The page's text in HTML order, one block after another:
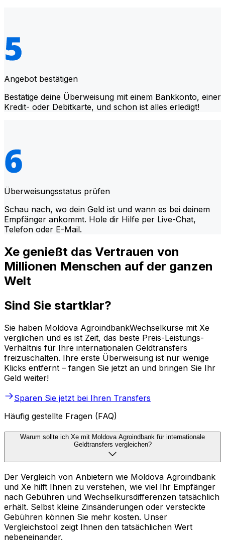
Angebot bestätigen
Bestätige deine Überweisung mit einem Bankkonto, einer
Kredit- oder Debitkarte, und schon ist alles erledigt!
Überweisungsstatus prüfen
Schau nach, wo dein Geld ist und wann es bei deinem
Empfänger ankommt. Hole dir Hilfe per Live-Chat,
Telefon oder E-Mail.
Xe genießt das Vertrauen von
Millionen Menschen auf der ganzen
Welt
Sind Sie startklar?
Sie haben Moldova AgroindbankWechselkurse mit Xe
verglichen und es ist Zeit, das beste Preis-Leistungs-
Verhältnis für Ihre internationalen Geldtransfers
freizuschalten. Ihre erste Überweisung ist nur wenige
Klicks entfernt – fangen Sie jetzt an und bringen Sie Ihr
Geld weiter!
Sparen Sie jetzt bei Ihren Transfers
Häufig gestellte Fragen (FAQ)
Warum sollte ich Xe mit Moldova Agroindbank für internationale
Geldtransfers vergleichen?
Der Vergleich von Anbietern wie Moldova Agroindbank
und Xe hilft Ihnen zu verstehen, wie viel Ihr Empfänger
nach Gebühren und Wechselkursdifferenzen tatsächlich
erhält. Selbst kleine Zinsänderungen oder versteckte
Gebühren können Sie mehr kosten. Unser
Vergleichstool zeigt Ihnen den tatsächlichen Wert
nebeneinander.